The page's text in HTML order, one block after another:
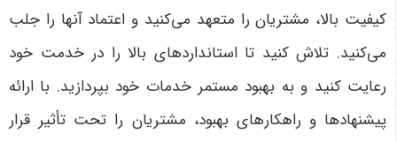
کیفیت بالا، مشتریان را متعهد می‌کنید و اعتماد آنها را جلب
می‌کنید. تلاش کنید تا استانداردهای بالا را در خدمت خود
رعایت کنید و به بهبود مستمر خدمات خود بپردازید. با ارائه
پیشنهادها و راهکارهای بهبود، مشتریان را تحت تأثیر قرار